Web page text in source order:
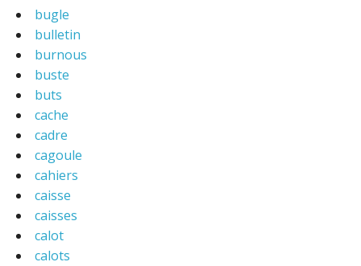
bugle
bulletin
burnous
buste
buts
cache
cadre
cagoule
cahiers
caisse
caisses
calot
calots